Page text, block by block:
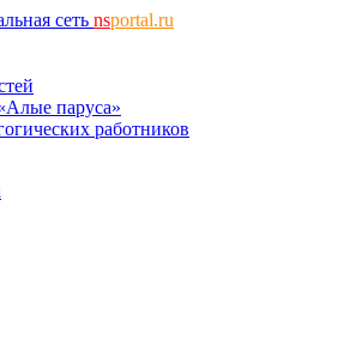
сеть nsportal.ru
паруса»
работников